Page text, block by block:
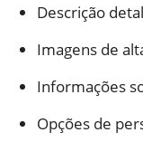
Descrição
Imagens de
Informações
Opções de